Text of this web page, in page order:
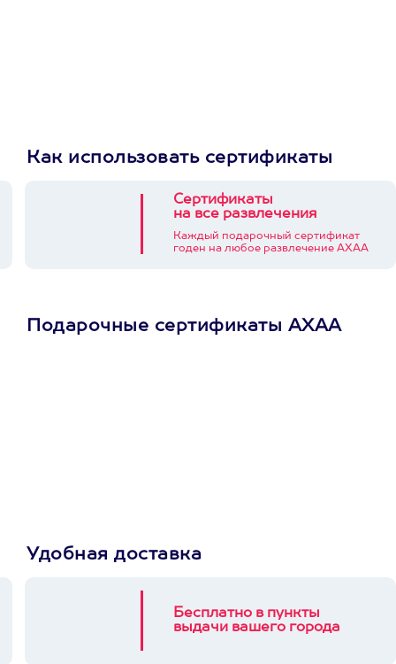
Как использовать сертификаты
Сертификаты
на все развлечения
Каждый подарочный сертификат
годен на любое развлечение АХАА
Подарочные сертификаты АХАА
Удобная доставка
Бесплатно в пункты
выдачи вашего города